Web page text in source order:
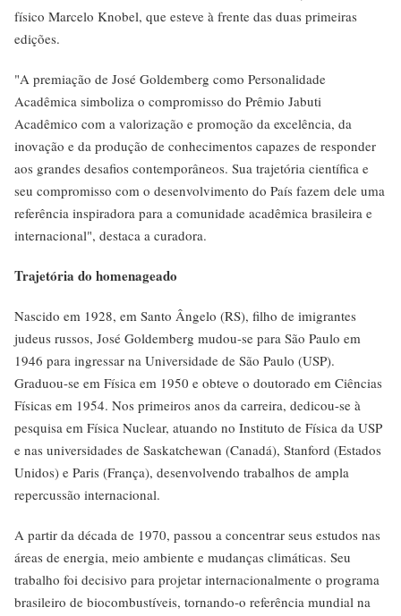
físico Marcelo Knobel, que esteve à frente das duas primeiras
edições.
"A premiação de José Goldemberg como Personalidade
Acadêmica simboliza o compromisso do Prêmio Jabuti
Acadêmico com a valorização e promoção da excelência, da
inovação e da produção de conhecimentos capazes de responder
aos grandes desafios contemporâneos. Sua trajetória científica e
seu compromisso com o desenvolvimento do País fazem dele uma
referência inspiradora para a comunidade acadêmica brasileira e
internacional", destaca a curadora.
Trajetória do homenageado
Nascido em 1928, em Santo Ângelo (RS), filho de imigrantes
judeus russos, José Goldemberg mudou-se para São Paulo em
1946 para ingressar na Universidade de São Paulo (USP).
Graduou-se em Física em 1950 e obteve o doutorado em Ciências
Físicas em 1954. Nos primeiros anos da carreira, dedicou-se à
pesquisa em Física Nuclear, atuando no Instituto de Física da USP
e nas universidades de Saskatchewan (Canadá), Stanford (Estados
Unidos) e Paris (França), desenvolvendo trabalhos de ampla
repercussão internacional.
A partir da década de 1970, passou a concentrar seus estudos nas
áreas de energia, meio ambiente e mudanças climáticas. Seu
trabalho foi decisivo para projetar internacionalmente o programa
brasileiro de biocombustíveis, tornando-o referência mundial na